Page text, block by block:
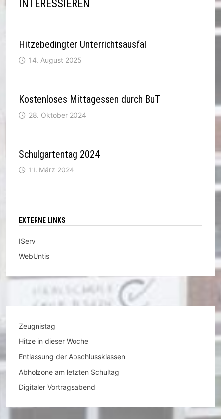
INTERESSIEREN
Hitzebedingter Unterrichtsausfall
14. August 2025
Kostenloses Mittagessen durch BuT
28. Oktober 2024
Schulgartentag 2024
11. März 2024
EXTERNE LINKS
IServ
WebUntis
Zeugnistag
Hitze in dieser Woche
Entlassung der Abschlussklassen
Abholzone am letzten Schultag
Digitaler Vortragsabend